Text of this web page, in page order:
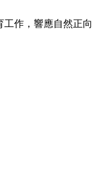
作，響應自然正向